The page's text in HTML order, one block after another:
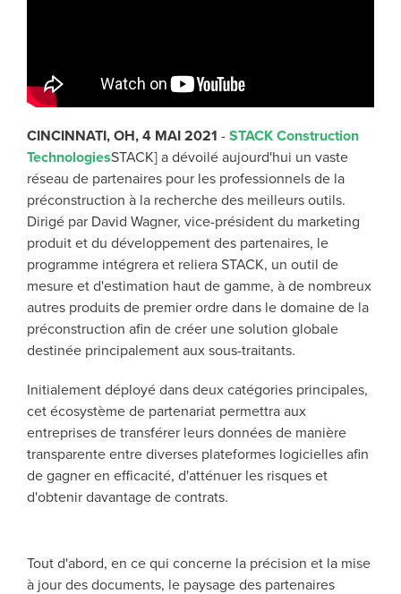
CINCINNATI, OH, 4 MAI 2021 - STACK Construction
TechnologiesSTACK] a dévoilé aujourd'hui un vaste
réseau de partenaires pour les professionnels de la
préconstruction à la recherche des meilleurs outils.
Dirigé par David Wagner, vice-président du marketing
produit et du développement des partenaires, le
programme intégrera et reliera STACK, un outil de
mesure et d'estimation haut de gamme, à de nombreux
autres produits de premier ordre dans le domaine de la
préconstruction afin de créer une solution globale
destinée principalement aux sous-traitants.
Initialement déployé dans deux catégories principales,
cet écosystème de partenariat permettra aux
entreprises de transférer leurs données de manière
transparente entre diverses plateformes logicielles afin
de gagner en efficacité, d'atténuer les risques et
d'obtenir davantage de contrats.
Tout d'abord, en ce qui concerne la précision et la mise
à jour des documents, le paysage des partenaires